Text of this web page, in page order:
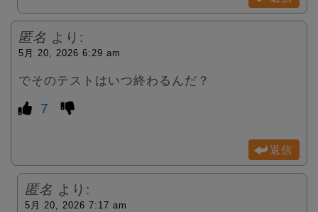
匿名 より:
5月 20, 2026 6:29 am
でそのテストはいつ終わるんだ？
7
返信
匿名 より:
5月 20, 2026 7:17 am